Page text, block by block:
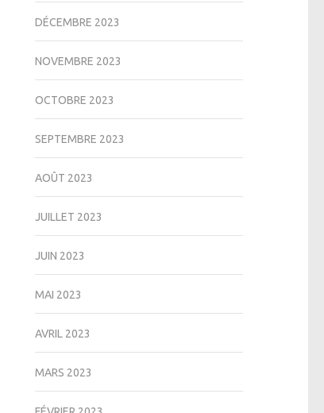
DÉCEMBRE 2023
NOVEMBRE 2023
OCTOBRE 2023
SEPTEMBRE 2023
AOÛT 2023
JUILLET 2023
JUIN 2023
MAI 2023
AVRIL 2023
MARS 2023